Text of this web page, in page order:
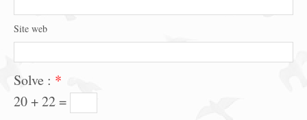
Site web
Solve : *
20 + 22 =